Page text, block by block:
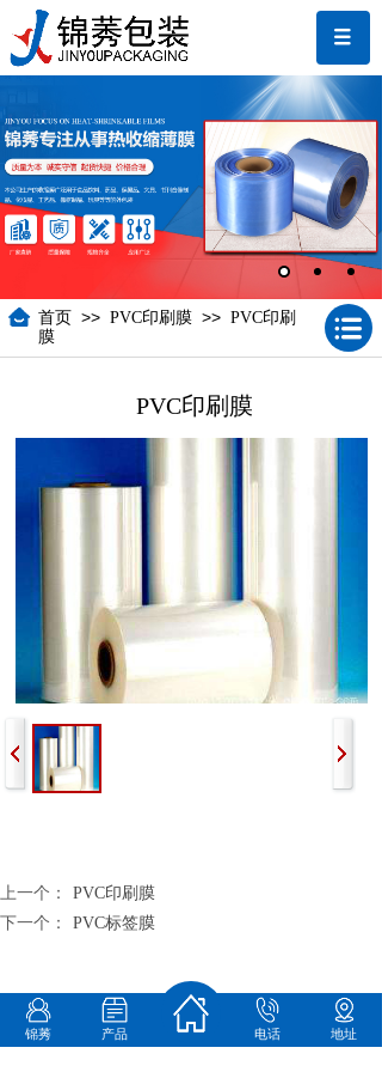
首页 >> PVC印刷膜 >> PVC印刷
膜
PVC印刷膜
上一个：
PVC印刷膜
下一个：
PVC标签膜
锦莠 产品 电话 地址